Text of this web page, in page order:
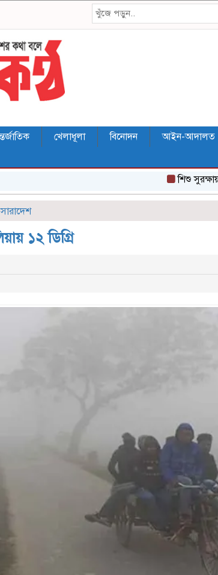
খেলাধূলা বিনোদন আইন-আদালত
শিশু সুরক্ষায়
সারাদেশ
১২ ডিগ্রি